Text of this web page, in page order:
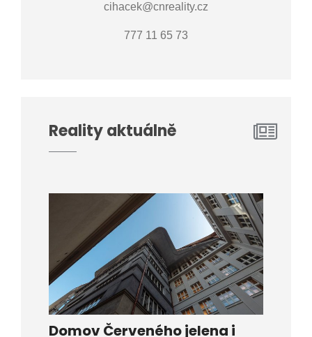
cihacek@cnreality.cz
777 11 65 73
Reality aktuálně
Domov Červeného jelena i